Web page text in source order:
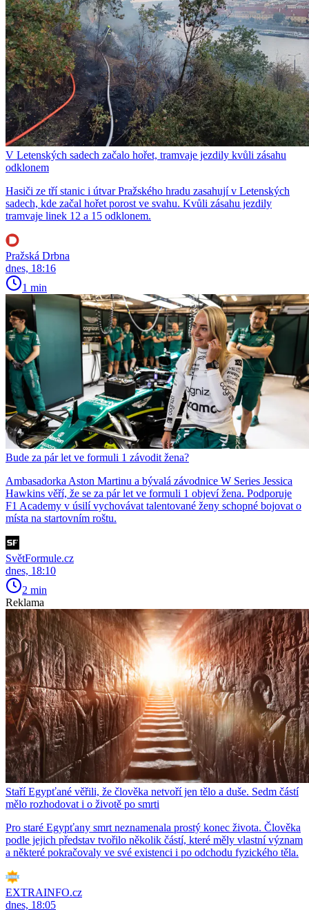
V Letenských sadech začalo hořet, tramvaje jezdily kvůli zásahu
odklonem
Hasiči ze tří stanic i útvar Pražského hradu zasahují v Letenských
sadech, kde začal hořet porost ve svahu. Kvůli zásahu jezdily
tramvaje linek 12 a 15 odklonem.
Pražská Drbna
dnes, 18:16
1 min
Bude za pár let ve formuli 1 závodit žena?
Ambasadorka Aston Martinu a bývalá závodnice W Series Jessica
Hawkins věří, že se za pár let ve formuli 1 objeví žena. Podporuje
F1 Academy v úsilí vychovávat talentované ženy schopné bojovat o
místa na startovním roštu.
SvětFormule.cz
dnes, 18:10
2 min
Reklama
Staří Egypťané věřili, že člověka netvoří jen tělo a duše. Sedm částí
mělo rozhodovat i o životě po smrti
Pro staré Egypťany smrt neznamenala prostý konec života. Člověka
podle jejich představ tvořilo několik částí, které měly vlastní význam
a některé pokračovaly ve své existenci i po odchodu fyzického těla.
EXTRAINFO.cz
dnes, 18:05